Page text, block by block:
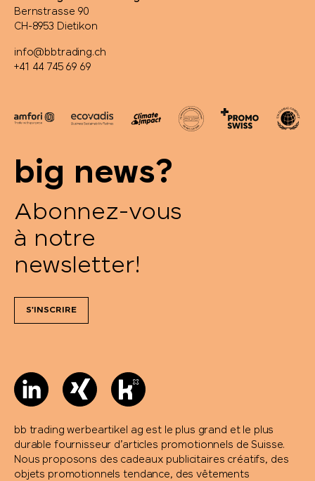
Bernstrasse 90
CH-8953 Dietikon
info@bbtrading.ch
+41 44 745 69 69
big news?
Abonnez-vous
à notre
newsletter!
S'INSCRIRE
bb trading werbeartikel ag est le plus grand et le plus
durable fournisseur d’articles promotionnels de Suisse.
Nous proposons des cadeaux publicitaires créatifs, des
objets promotionnels tendance, des vêtements